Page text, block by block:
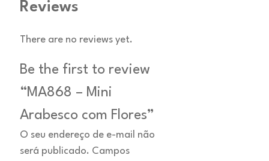
Reviews
There are no reviews yet.
Be the first to review
“MA868 – Mini
Arabesco com Flores”
O seu endereço de e-mail não
será publicado. Campos